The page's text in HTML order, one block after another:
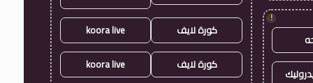
!
كورة لايف koora live
كورة لايف koora live